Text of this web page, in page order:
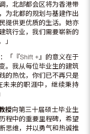
，北部都会区将为香港带
为北都的规划与基建作出
提供更优质的生活。她亦
筑行业，我们需要崭新的
」
「『Shift +』的意义在于
。我从每位毕业生的建筑
的热忱，你们已不再只是
未来的职涯中，继续秉持
授向第三十届硕士毕业生
程中的重要里程碑，希望
思维，并以勇气和热诚推